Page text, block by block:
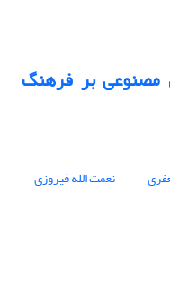
مصنوعی بر فرهنگ
نعمت الله فیروزی